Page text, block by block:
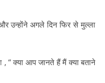
और उन्होंने अगले दिन फिर से मुल्ला
, “ क्या आप जानते हैं मैं क्या बताने